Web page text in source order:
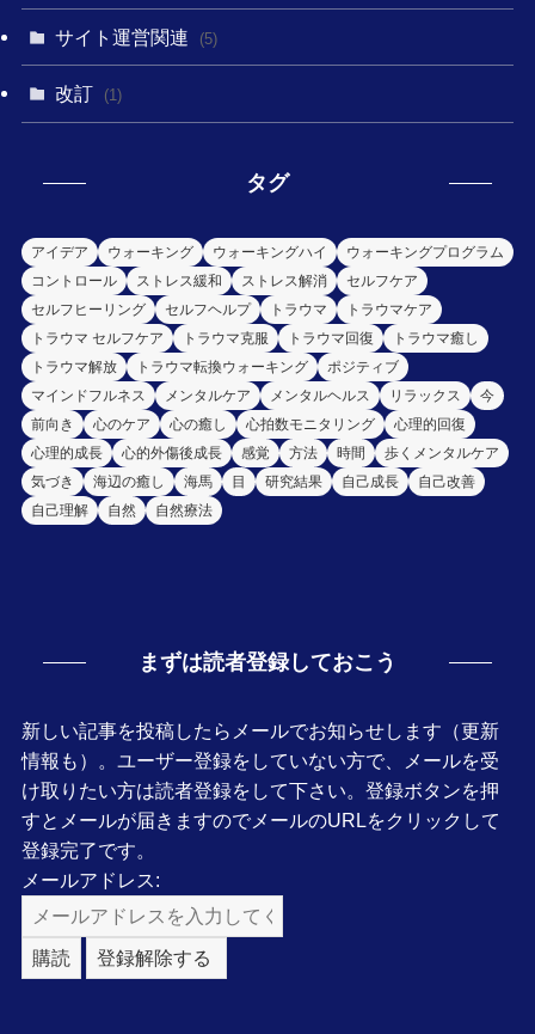
サイト運営関連 (5)
改訂 (1)
タグ
アイデア ウォーキング ウォーキングハイ
ウォーキングプログラム
コントロール
ストレス緩和 ストレス解消
セルフケア
セルフヒーリング
セルフヘルプ トラウマ
トラウマケア
トラウマ セルフケア
トラウマ克服 トラウマ回復
トラウマ癒し
トラウマ解放
トラウマ転換ウォーキング
ポジティブ
マインドフルネス
メンタルケア メンタルヘルス リラックス
今
前向き
心のケア 心の癒し 心拍数モニタリング
心理的回復
心理的成長
心的外傷後成長 感覚 方法 時間
歩くメンタルケア
気づき
海辺の癒し 海馬 目 研究結果 自己成長
自己改善
自己理解
自然 自然療法
まずは読者登録しておこう
新しい記事を投稿したらメールでお知らせします（更新
情報も）。ユーザー登録をしていない方で、メールを受
け取りたい方は読者登録をして下さい。登録ボタンを押
すとメールが届きますのでメールのURLをクリックして
登録完了です。
メールアドレス: